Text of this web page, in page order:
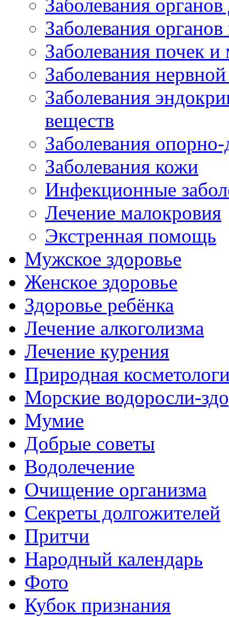
Заболевания
Заболевания
Заболевания почек
Заболевания
Заболевания
веществ
Заболевания опорно-
Заболевания кожи
Инфекционные
Лечение малокровия
Экстренная помощь
Мужское здоровье
Женское здоровье
Здоровье ребёнка
Лечение алкоголизма
Лечение курения
Природная
Морские водоросли-
Мумие
Добрые советы
Водолечение
Очищение организма
Секреты долгожителей
Притчи
Народный календарь
Фото
Кубок признания